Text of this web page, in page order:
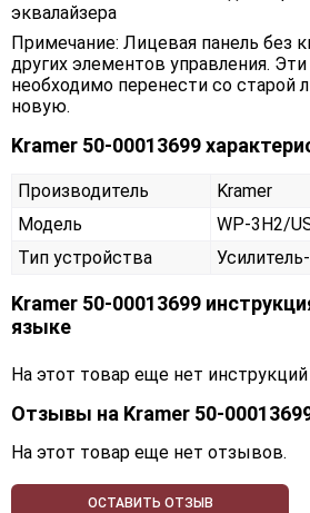
эквалайзера
Примечание: Лицевая панель без
других элементов управления.
необходимо перенести со старой
новую.
Kramer 50-00013699
Производитель
Kramer
Модель
WP-3H2/
Тип устройства
Kramer 50-00013699
языке
На этот товар еще нет инструкций
Отзывы на Kramer 50-
На этот товар еще нет отзывов.
ОСТАВИТЬ ОТЗЫВ